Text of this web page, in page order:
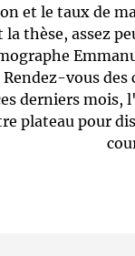
et le taux de
la thèse, assez
Rendez-vous
derniers mois,
plateau pour